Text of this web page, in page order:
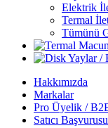
Elektrik
Termal
Tümünü
Hakkımızda
Markalar
Pro Üyelik /
Satıcı Başvurusu